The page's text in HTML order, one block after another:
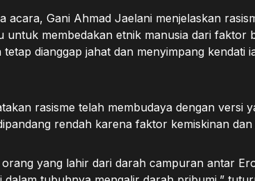
acara, Gani Ahmad Jaelani menjelaskan
untuk membedakan etnik manusia dari faktor
tetap dianggap jahat dan menyimpang kendati
rasisme telah membudaya dengan versi
rendah karena faktor kemiskinan
orang yang lahir dari darah campuran antar